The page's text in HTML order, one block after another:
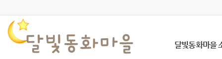
달빛동화마을